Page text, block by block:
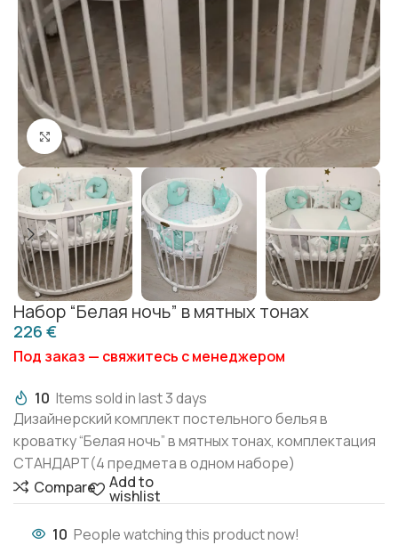
Click to enlarge
Набор “Белая ночь” в мятных тонах
€
Под заказ — свяжитесь с менеджером
10 Items sold in last 3 days
Дизайнерский комплект постельного белья в
кроватку “Белая ночь” в мятных тонах, комплектация
СТАНДАРТ(4 предмета в одном наборе)
Compare
Add to
wishlist
10 People watching this product now!